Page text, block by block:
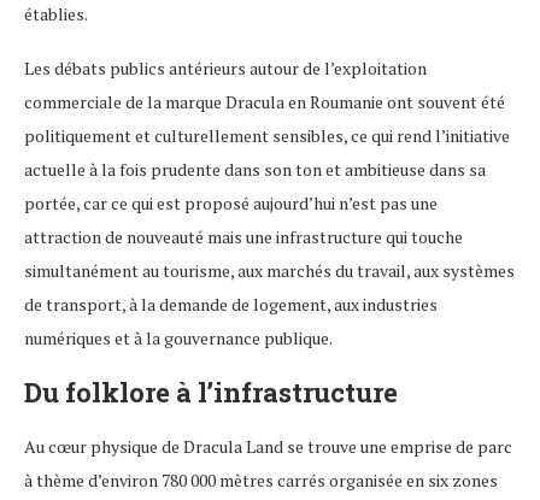
établies.
Les débats publics antérieurs autour de l’exploitation
commerciale de la marque Dracula en Roumanie ont souvent été
politiquement et culturellement sensibles, ce qui rend l’initiative
actuelle à la fois prudente dans son ton et ambitieuse dans sa
portée, car ce qui est proposé aujourd’hui n’est pas une
attraction de nouveauté mais une infrastructure qui touche
simultanément au tourisme, aux marchés du travail, aux systèmes
de transport, à la demande de logement, aux industries
numériques et à la gouvernance publique.
Du folklore à l’infrastructure
Au cœur physique de Dracula Land se trouve une emprise de parc
à thème d’environ 780 000 mètres carrés organisée en six zones